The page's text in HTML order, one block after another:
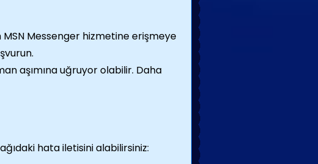
MSN Messenger hizmetine erişmeye
aşımına uğruyor olabilir. Daha
hata iletisini alabilirsiniz: